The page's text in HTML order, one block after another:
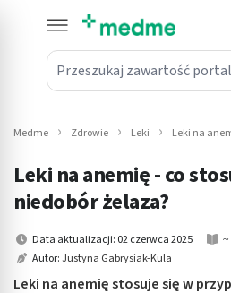
Przeszukaj zawartość portalu
submenu: Leki na receptę
submenu: Mama i dziecko
submenu: Kosmetyki
submenu: Higiena
Medme Zdrowie Leki Leki na
Leki na anemię - co
niedobór żelaza?
Data aktualizacji: 02 czerwca 2025
Autor:Justyna Gabrysiak-Kula
Leki na anemię stosuje się w